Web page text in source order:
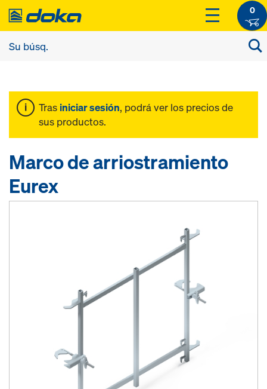
0
Tras iniciar sesión, podrá ver los precios de
sus productos.
Marco de arriostramiento
Eurex